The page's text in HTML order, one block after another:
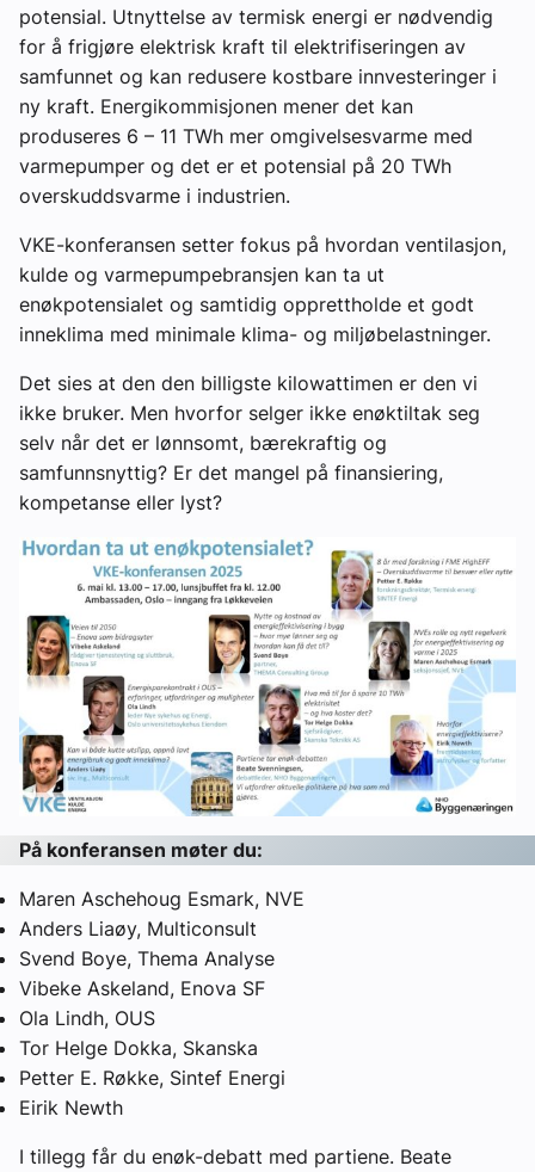
potensial. Utnyttelse av termisk energi er nødvendig
for å frigjøre elektrisk kraft til elektrifiseringen av
samfunnet og kan redusere kostbare innvesteringer i
ny kraft. Energikommisjonen mener det kan
produseres 6 – 11 TWh mer omgivelsesvarme med
varmepumper og det er et potensial på 20 TWh
overskuddsvarme i industrien.
VKE-konferansen setter fokus på hvordan ventilasjon,
kulde og varmepumpebransjen kan ta ut
enøkpotensialet og samtidig opprettholde et godt
inneklima med minimale klima- og miljøbelastninger.
Det sies at den den billigste kilowattimen er den vi
ikke bruker. Men hvorfor selger ikke enøktiltak seg
selv når det er lønnsomt, bærekraftig og
samfunnsnyttig? Er det mangel på finansiering,
kompetanse eller lyst?
På konferansen møter du:
Maren Aschehoug Esmark, NVE
Anders Liaøy, Multiconsult
Svend Boye, Thema Analyse
Vibeke Askeland, Enova SF
Ola Lindh, OUS
Tor Helge Dokka, Skanska
Petter E. Røkke, Sintef Energi
Eirik Newth
I tillegg får du enøk-debatt med partiene. Beate